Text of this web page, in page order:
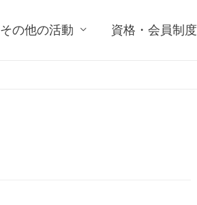
その他の活動 資格・会員制度